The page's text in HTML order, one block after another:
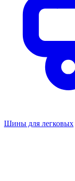
Шины для легковых